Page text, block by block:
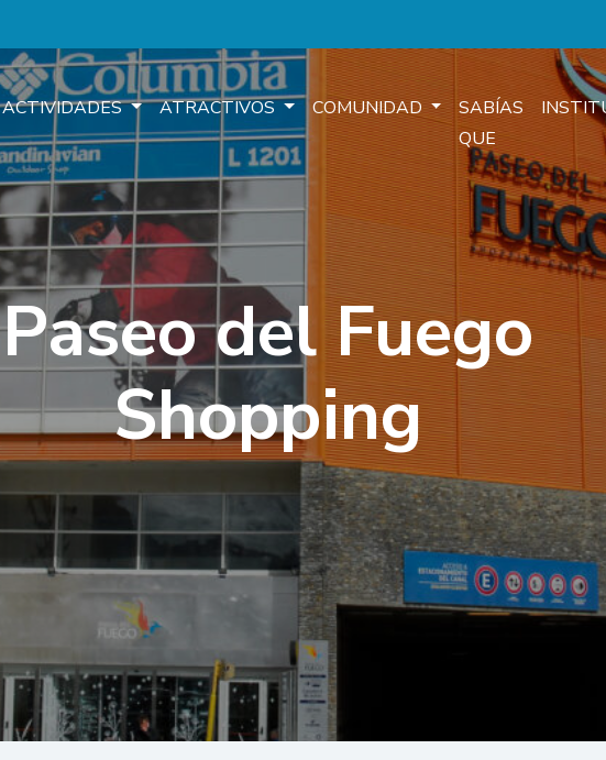
ACTIVIDADES ATRACTIVOS COMUNIDAD
SABÍAS
QUE
Paseo del Fuego
Shopping